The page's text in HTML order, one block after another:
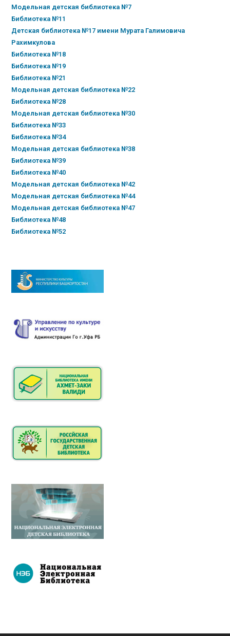
Модельная детская библиотека №7
Библиотека №11
Детская библиотека №17 имени Мурата Галимовича
Рахимкулова
Библиотека №18
Библиотека №19
Библиотека №21
Модельная детская библиотека №22
Библиотека №28
Модельная детская библиотека №30
Библиотека №33
Библиотека №34
Модельная детская библиотека №38
Библиотека №39
Библиотека №40
Модельная детская библиотека №42
Модельная детская библиотека №44
Модельная детская библиотека №47
Библиотека №48
Библиотека №52